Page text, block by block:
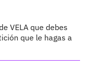
VELA que debes
que le hagas a